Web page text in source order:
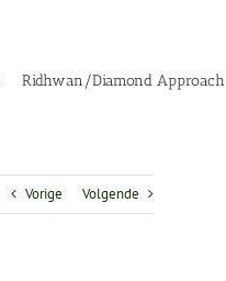
Ridhwan/Diamond Approach
Vorige Volgende